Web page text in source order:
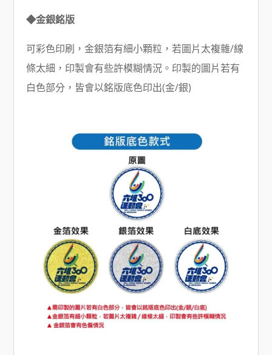
◆金銀銘版
可彩色印刷，金銀箔有細小顆粒，若圖片太複雜/線
條太細，印製會有些許模糊情況。印製的圖片若有
白色部分，皆會以銘版底色印出(金/銀)